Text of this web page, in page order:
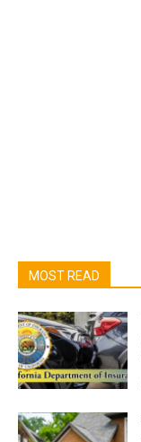
MOST READ